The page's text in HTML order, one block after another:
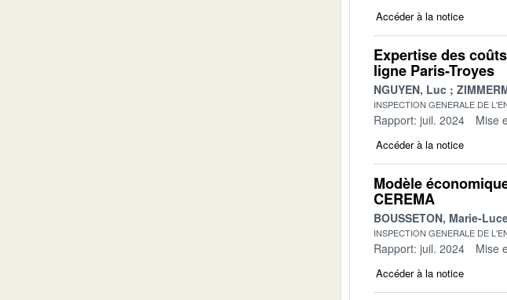
Accéder à la notice
Expertise des
ligne Paris-Troyes
NGUYEN, Luc
INSPECTION GENERALE DE
Rapport: juil. 2024 Mise
Accéder à la notice
Modèle
CEREMA
BOUSSETON, Marie-
INSPECTION GENERALE DE
Rapport: juil. 2024 Mise
Accéder à la notice